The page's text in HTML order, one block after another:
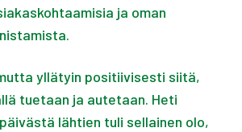
ja oman
yllätyin positiivisesti siitä,
tuetaan ja autetaan. Heti
lähtien tuli sellainen olo,